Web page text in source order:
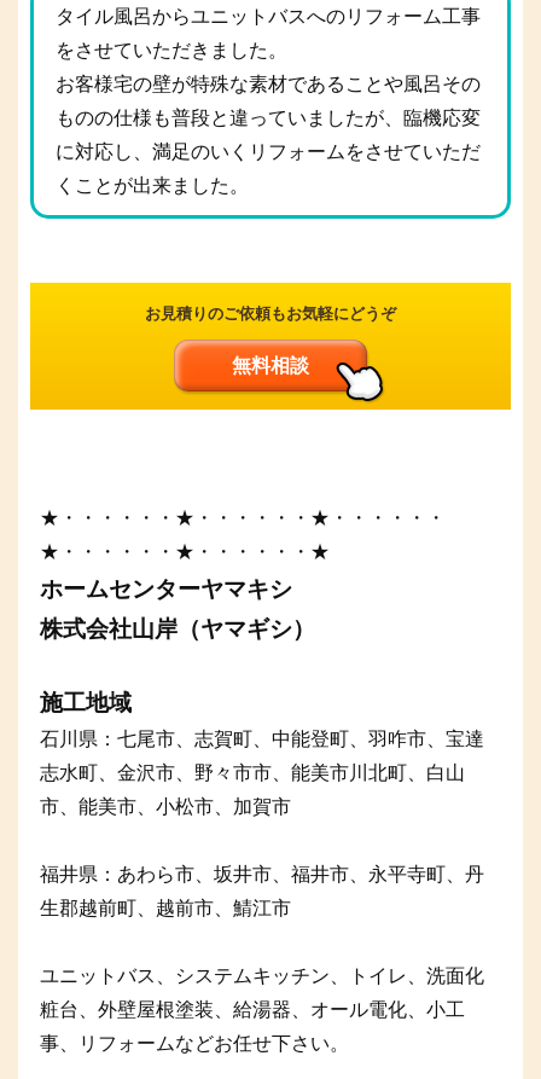
タイル風呂からユニットバスへのリフォーム工事
をさせていただきました。
お客様宅の壁が特殊な素材であることや風呂その
ものの仕様も普段と違っていましたが、臨機応変
に対応し、満足のいくリフォームをさせていただ
くことが出来ました。
お見積りのご依頼もお気軽にどうぞ
無料相談
★・・・・・・★・・・・・・★・・・・・・
★・・・・・・★・・・・・・★
ホームセンターヤマキシ
株式会社山岸（ヤマギシ）
施工地域
石川県：七尾市、志賀町、中能登町、羽咋市、宝達
志水町、金沢市、野々市市、能美市川北町、白山
市、能美市、小松市、加賀市
福井県：あわら市、坂井市、福井市、永平寺町、丹
生郡越前町、越前市、鯖江市
ユニットバス、システムキッチン、トイレ、洗面化
粧台、外壁屋根塗装、給湯器、オール電化、小工
事、リフォームなどお任せ下さい。